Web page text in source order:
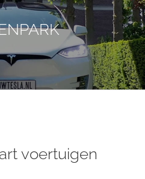
voertuigen